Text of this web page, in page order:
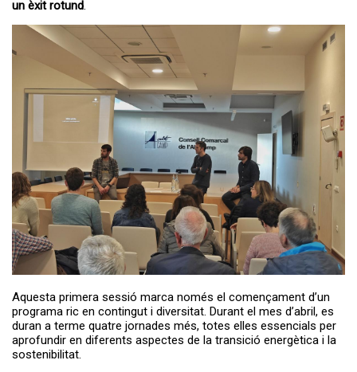
un èxit rotund.
Aquesta primera sessió marca només el començament d’un
programa ric en contingut i diversitat. Durant el mes d’abril, es
duran a terme quatre jornades més, totes elles essencials per
aprofundir en diferents aspectes de la transició energètica i la
sostenibilitat.